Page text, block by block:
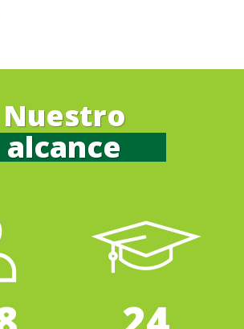
Nuestro
alcance